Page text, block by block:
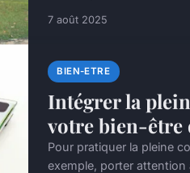
7 août 2025
BIEN-ETRE
Intégrer la
votre bien-être
Pour pratiquer la pleine
exemple, porter